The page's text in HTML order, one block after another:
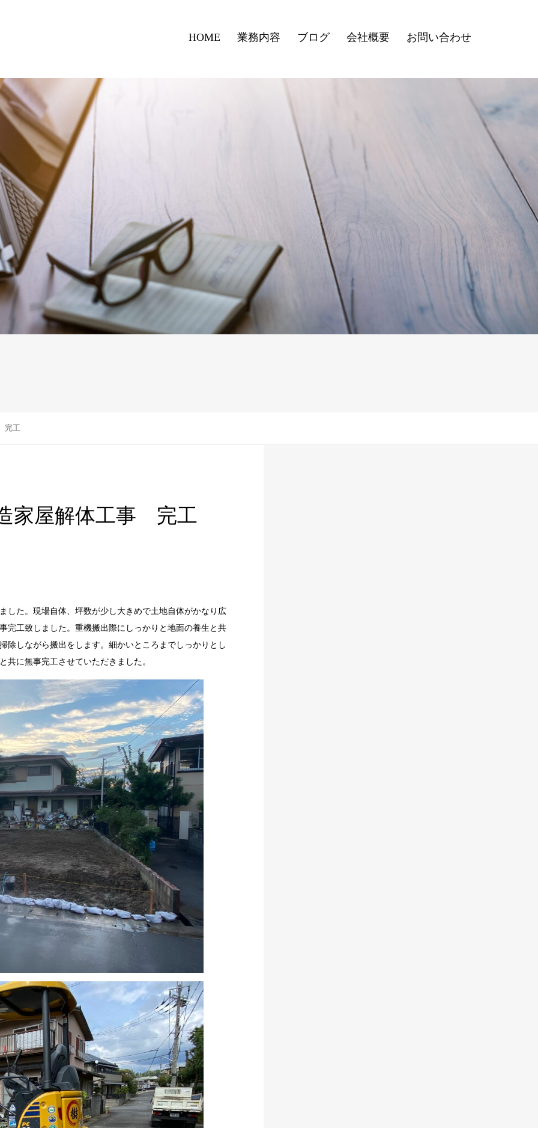
HOME 業務内容 ブログ 会社概要 お問い合わせ
完工
家屋解体工事 完工
した。現場自体、坪数が少し大きめで土地自体がかなり広
完工致しました。重機搬出際にしっかりと地面の養生と共
除しながら搬出をします。細かいところまでしっかりとし
共に無事完工させていただきました。